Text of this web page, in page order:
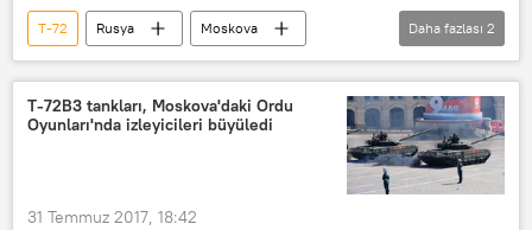
T-72 Rusya
Moskova
Domodedovo Havalimanı
VİDEO
Daha fazlası 2
T-72B3 tankları, Moskova'daki Ordu
Oyunları'nda izleyicileri büyüledi
31 Temmuz 2017, 18:42